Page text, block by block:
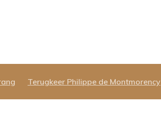
Terugkeer Philippe de Montmorency